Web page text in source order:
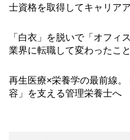
士資格を取得してキャリア
「白衣」を脱いで「オフィ
業界に転職して変わったこと
再生医療×栄養学の最前線
容」を支える管理栄養士へ